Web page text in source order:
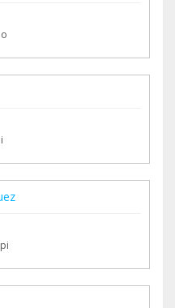
8561428011846
dos meses muy
camina gracias a la
equipo de